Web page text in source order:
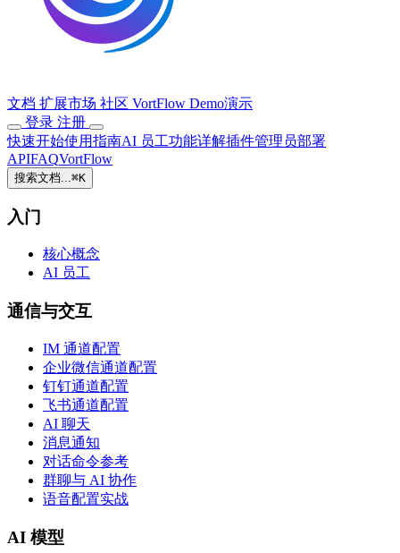
文档 扩展市场 社区 VortFlow Demo演示
登录 注册
快速开始使用指南AI 员工功能详解插件管理员部署
APIFAQVortFlow
搜索文档...⌘K
入门
核心概念
AI 员工
通信与交互
IM 通道配置
企业微信通道配置
钉钉通道配置
飞书通道配置
AI 聊天
消息通知
对话命令参考
群聊与 AI 协作
语音配置实战
AI 模型